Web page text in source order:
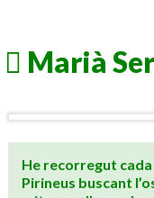
Marià
He recorregut cada
Pirineus buscant